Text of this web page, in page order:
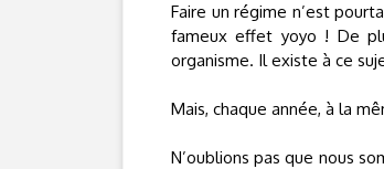
Faire un régime n’est
fameux effet yoyo ! De
organisme. Il existe à ce
Mais, chaque année, à la
N’oublions pas que nous